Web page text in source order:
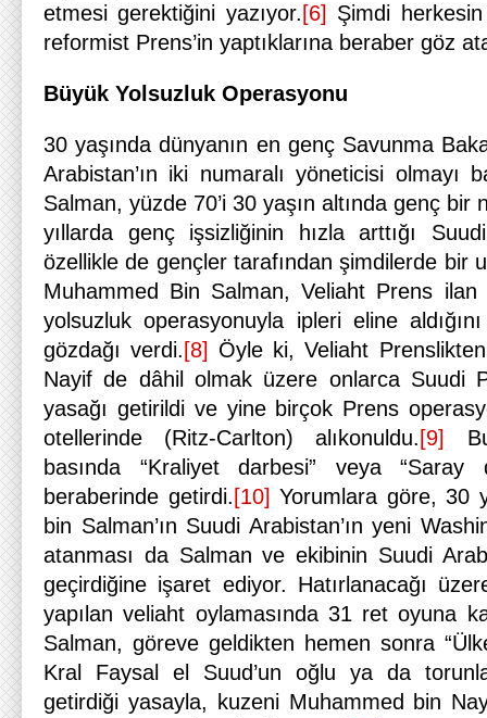
etmesi gerektiğini yazıyor. [6] Şimdi
reformist Prens’in yaptıklarına beraber göz
Büyük Yolsuzluk Operasyonu
30 yaşında dünyanın en genç Savunma
Arabistan’ın iki numaralı yöneticisi olmayı
Salman, yüzde 70’i 30 yaşın altında genç
yıllarda genç işsizliğinin hızla arttığı
özellikle de gençler tarafından şimdilerde bir
Muhammed Bin Salman, Veliaht Prens ilan
yolsuzluk operasyonuyla ipleri eline
gözdağı verdi. [8] Öyle ki, Veliaht
Nayif de dâhil olmak üzere onlarca Suudi
yasağı getirildi ve yine birçok Prens
otellerinde (Ritz-Carlton) alıkonuldu. [9]
basında “Kraliyet darbesi” veya “Saray
beraberinde getirdi. [10] Yorumlara göre, 30
bin Salman’ın Suudi Arabistan’ın yeni
atanması da Salman ve ekibinin Suudi
geçirdiğine işaret ediyor. Hatırlanacağı
yapılan veliaht oylamasında 31 ret oyuna
Salman, göreve geldikten hemen sonra
Kral Faysal el Suud’un oğlu ya da
getirdiği yasayla, kuzeni Muhammed bin